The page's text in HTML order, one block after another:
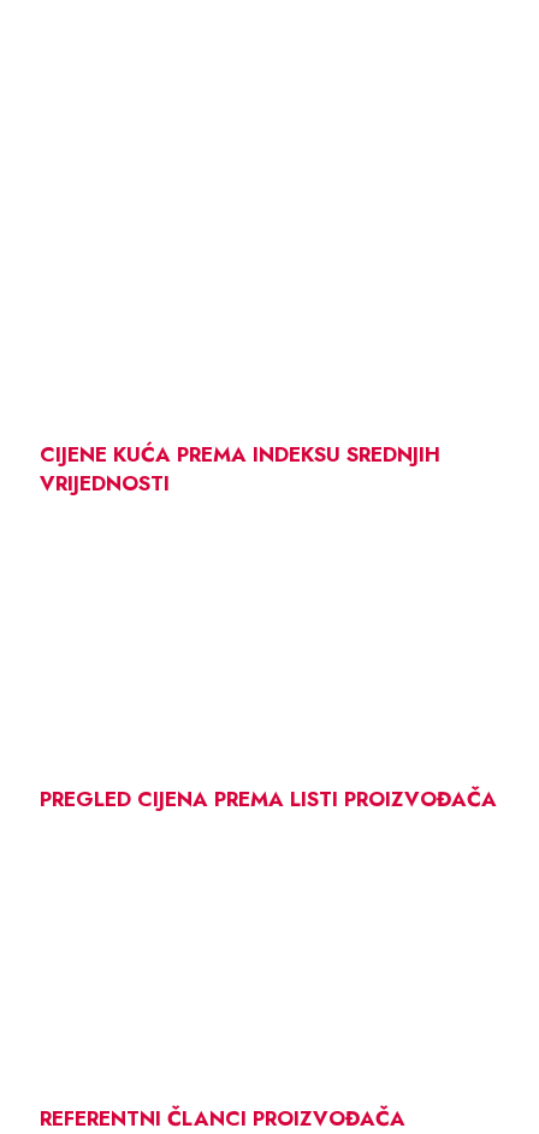
CIJENE KUĆA PREMA INDEKSU SREDNJIH
VRIJEDNOSTI
PREGLED CIJENA PREMA LISTI PROIZVOĐAČA
REFERENTNI ČLANCI PROIZVOĐAČA